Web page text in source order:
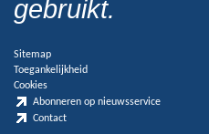
gebruikt.
Sitemap
Toegankelijkheid
Cookies
Abonneren op nieuwsservice
Contact